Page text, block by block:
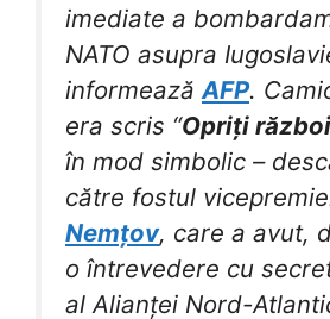
imediate a
NATO asupra
informeazăAFP.
era scris “Opriți
în mod simbolic –
către fostul
Nemțov, care a avut,
o întrevedere cu
al Alianței Nord-